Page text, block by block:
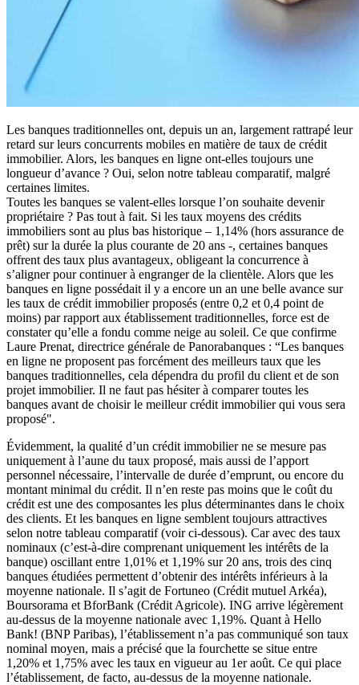
Les banques traditionnelles ont, depuis un an, largement rattrapé leur
retard sur leurs concurrents mobiles en matière de taux de crédit
immobilier. Alors, les banques en ligne ont-elles toujours une
longueur d’avance ? Oui, selon notre tableau comparatif, malgré
certaines limites.
Toutes les banques se valent-elles lorsque l’on souhaite devenir
propriétaire ? Pas tout à fait. Si les taux moyens des crédits
immobiliers sont au plus bas historique – 1,14% (hors assurance de
prêt) sur la durée la plus courante de 20 ans -, certaines banques
offrent des taux plus avantageux, obligeant la concurrence à
s’aligner pour continuer à engranger de la clientèle. Alors que les
banques en ligne possédait il y a encore un an une belle avance sur
les taux de crédit immobilier proposés (entre 0,2 et 0,4 point de
moins) par rapport aux établissement traditionnelles, force est de
constater qu’elle a fondu comme neige au soleil. Ce que confirme
Laure Prenat, directrice générale de Panorabanques : “Les banques
en ligne ne proposent pas forcément des meilleurs taux que les
banques traditionnelles, cela dépendra du profil du client et de son
projet immobilier. Il ne faut pas hésiter à comparer toutes les
banques avant de choisir le meilleur crédit immobilier qui vous sera
proposé".
Évidemment, la qualité d’un crédit immobilier ne se mesure pas
uniquement à l’aune du taux proposé, mais aussi de l’apport
personnel nécessaire, l’intervalle de durée d’emprunt, ou encore du
montant minimal du crédit. Il n’en reste pas moins que le coût du
crédit est une des composantes les plus déterminantes dans le choix
des clients. Et les banques en ligne semblent toujours attractives
selon notre tableau comparatif (voir ci-dessous). Car avec des taux
nominaux (c’est-à-dire comprenant uniquement les intérêts de la
banque) oscillant entre 1,01% et 1,19% sur 20 ans, trois des cinq
banques étudiées permettent d’obtenir des intérêts inférieurs à la
moyenne nationale. Il s’agit de Fortuneo (Crédit mutuel Arkéa),
Boursorama et BforBank (Crédit Agricole). ING arrive légèrement
au-dessus de la moyenne nationale avec 1,19%. Quant à Hello
Bank! (BNP Paribas), l’établissement n’a pas communiqué son taux
nominal moyen, mais a précisé que la fourchette se situe entre
1,20% et 1,75% avec les taux en vigueur au 1er août. Ce qui place
l’établissement, de facto, au-dessus de la moyenne nationale.